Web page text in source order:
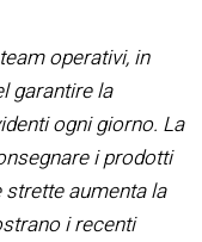
operativi, in
garantire la
ogni giorno. La
i prodotti
aumenta la
i recenti